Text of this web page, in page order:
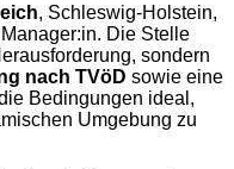
, Schleswig-Holstein,
Die Stelle
sondern
nach TVöD sowie eine
Bedingungen ideal,
Umgebung zu